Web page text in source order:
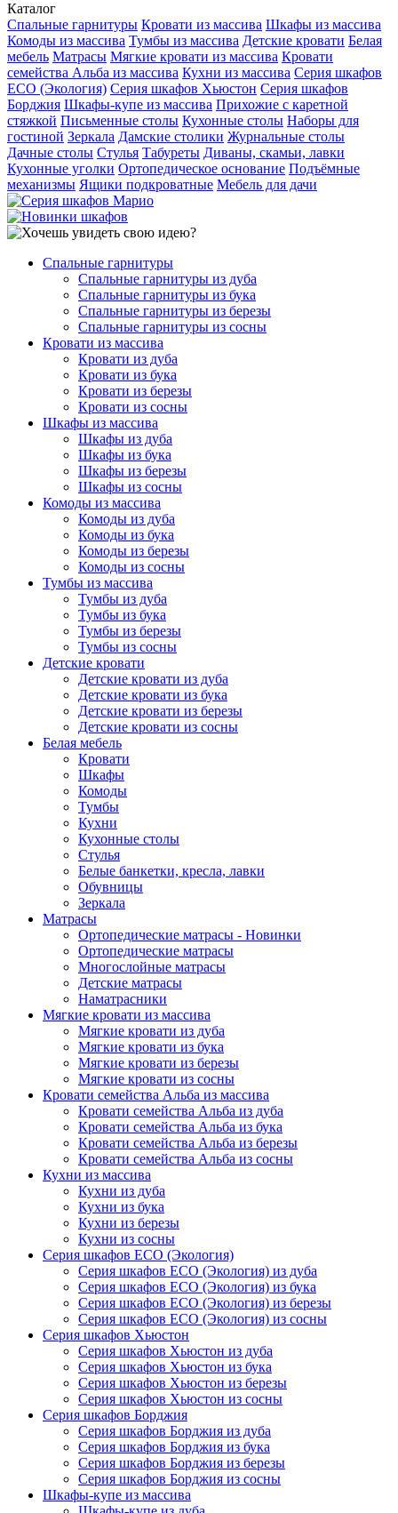
Каталог
Спальные гарнитуры Кровати из массива Шкафы из массива
Комоды из массива Тумбы из массива Детские кровати Белая
мебель Матрасы Мягкие кровати из массива Кровати
семейства Альба из массива Кухни из массива Серия шкафов
ECO (Экология) Серия шкафов Хьюстон Серия шкафов
Борджия Шкафы-купе из массива Прихожие с каретной
стяжкой Письменные столы Кухонные столы Наборы для
гостиной Зеркала Дамские столики Журнальные столы
Дачные столы Стулья Табуреты Диваны, скамьи, лавки
Кухонные уголки Ортопедическое основание Подъёмные
механизмы Ящики подкроватные Мебель для дачи
Спальные гарнитуры
Спальные гарнитуры из дуба
Спальные гарнитуры из бука
Спальные гарнитуры из березы
Спальные гарнитуры из сосны
Кровати из массива
Кровати из дуба
Кровати из бука
Кровати из березы
Кровати из сосны
Шкафы из массива
Шкафы из дуба
Шкафы из бука
Шкафы из березы
Шкафы из сосны
Комоды из массива
Комоды из дуба
Комоды из бука
Комоды из березы
Комоды из сосны
Тумбы из массива
Тумбы из дуба
Тумбы из бука
Тумбы из березы
Тумбы из сосны
Детские кровати
Детские кровати из дуба
Детские кровати из бука
Детские кровати из березы
Детские кровати из сосны
Белая мебель
Кровати
Шкафы
Комоды
Тумбы
Кухни
Кухонные столы
Стулья
Белые банкетки, кресла, лавки
Обувницы
Зеркала
Матрасы
Ортопедические матрасы - Новинки
Ортопедические матрасы
Многослойные матрасы
Детские матрасы
Наматрасники
Мягкие кровати из массива
Мягкие кровати из дуба
Мягкие кровати из бука
Мягкие кровати из березы
Мягкие кровати из сосны
Кровати семейства Альба из массива
Кровати семейства Альба из дуба
Кровати семейства Альба из бука
Кровати семейства Альба из березы
Кровати семейства Альба из сосны
Кухни из массива
Кухни из дуба
Кухни из бука
Кухни из березы
Кухни из сосны
Серия шкафов ECO (Экология)
Серия шкафов ECO (Экология) из дуба
Серия шкафов ECO (Экология) из бука
Серия шкафов ECO (Экология) из березы
Серия шкафов ECO (Экология) из сосны
Серия шкафов Хьюстон
Серия шкафов Хьюстон из дуба
Серия шкафов Хьюстон из бука
Серия шкафов Хьюстон из березы
Серия шкафов Хьюстон из сосны
Серия шкафов Борджия
Серия шкафов Борджия из дуба
Серия шкафов Борджия из бука
Серия шкафов Борджия из березы
Серия шкафов Борджия из сосны
Шкафы-купе из массива